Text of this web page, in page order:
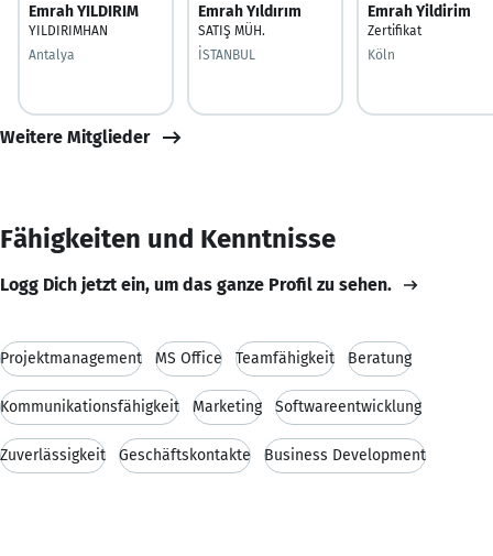
Emrah YILDIRIM
YILDIRIMHAN
Antalya
Emrah Yıldırım
SATIŞ MÜH.
İSTANBUL
Emrah Yildirim
Zertifikat
Köln
Weitere Mitglieder
Fähigkeiten und Kenntnisse
Logg Dich jetzt ein, um das ganze Profil zu sehen.
Projektmanagement MS Office Teamfähigkeit Beratung
Kommunikationsfähigkeit Marketing Softwareentwicklung
Zuverlässigkeit Geschäftskontakte Business Development